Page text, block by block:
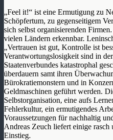
„Feel it!“ ist eine Ermutigung zu
Schöpfertum, zu gegenseitigem
sich selbst organisierenden
vielen Ländern erkennbar.
„Vertrauen ist gut, Kontrolle ist
Verantwortungslosigkeit sind in
Staatenverbundes katastrophal
überdauern samt ihren
Bürokratiemonstern und in
Geldmaschinen geführt werden.
Selbstorganisation, eine aufs
Fehlerkultur, ein ermutigendes
Voraussetzungen für nachhaltig
Andreas Zeuch liefert einige
Einstieg.